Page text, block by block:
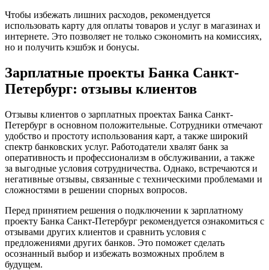
Чтобы избежать лишних расходов, рекомендуется
использовать карту для оплаты товаров и услуг в магазинах и
интернете. Это позволяет не только сэкономить на комиссиях,
но и получить кэшбэк и бонусы.
Зарплатные проекты Банка Санкт-
Петербург: отзывы клиентов
Отзывы клиентов о зарплатных проектах Банка Санкт-
Петербург в основном положительные. Сотрудники отмечают
удобство и простоту использования карт, а также широкий
спектр банковских услуг. Работодатели хвалят банк за
оперативность и профессионализм в обслуживании, а также
за выгодные условия сотрудничества. Однако, встречаются и
негативные отзывы, связанные с техническими проблемами и
сложностями в решении спорных вопросов.
Перед принятием решения о подключении к зарплатному
проекту Банка Санкт-Петербург рекомендуется ознакомиться с
отзывами других клиентов и сравнить условия с
предложениями других банков. Это поможет сделать
осознанный выбор и избежать возможных проблем в
будущем.